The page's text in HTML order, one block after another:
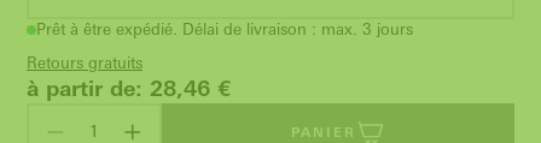
Prêt à être expédié. Délai de livraison : max. 3 jours
Retours gratuits
à partir de: 28,46 €
PANIER